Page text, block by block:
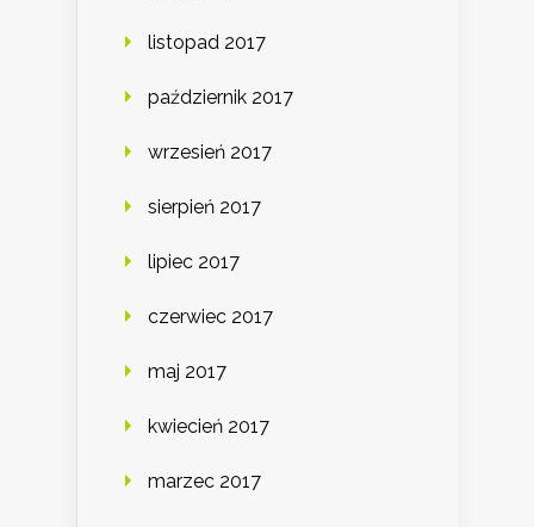
listopad 2017
październik 2017
wrzesień 2017
sierpień 2017
lipiec 2017
czerwiec 2017
maj 2017
kwiecień 2017
marzec 2017